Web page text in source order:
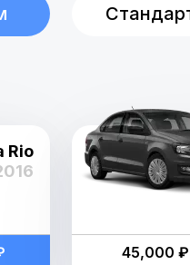
Rio
45,000 ₽